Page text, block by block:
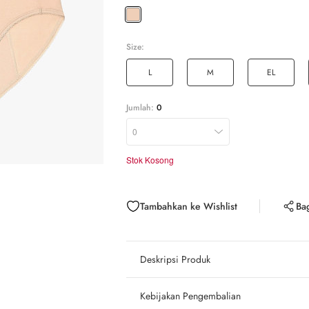
Size:
L M EL
Jumlah: 0
0
Stok Kosong
Tambahkan ke Wishlist
Deskripsi Produk
Kebijakan Pengembalian